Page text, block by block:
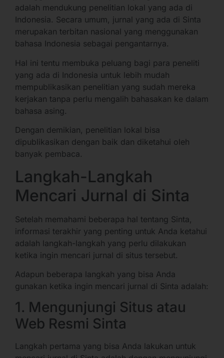
adalah mendukung penelitian lokal yang ada di
Indonesia. Secara umum, jurnal yang ada di Sinta
merupakan terbitan nasional yang menggunakan
bahasa Indonesia sebagai pengantarnya.
Hal ini tentu membuka peluang bagi para peneliti
yang ada di Indonesia untuk lebih mudah
mempublikasikan penelitian yang sudah mereka
kerjakan tanpa perlu mengalih bahasakan ke dalam
bahasa asing.
Dengan demikian, penelitian lokal bisa
dipublikasikan dengan baik dan diketahui oleh
banyak pembaca.
Langkah-Langkah
Mencari Jurnal di Sinta
Setelah memahami beberapa hal tentang Sinta,
informasi terakhir yang penting untuk Anda ketahui
adalah langkah-langkah yang perlu dilakukan
ketika ingin mencari jurnal di situs tersebut.
Adapun beberapa langkah yang bisa Anda
gunakan ketika ingin mencari jurnal di Sinta adalah:
1. Mengunjungi Situs atau
Web Resmi Sinta
Langkah pertama yang bisa Anda lakukan untuk